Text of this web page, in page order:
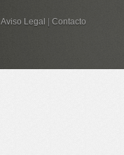
Aviso Legal Contacto